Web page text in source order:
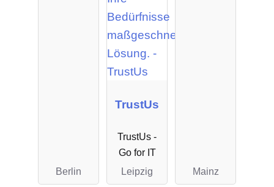
Berlin
TrustUs
TrustUs -
Go for IT
Leipzig
Mainz